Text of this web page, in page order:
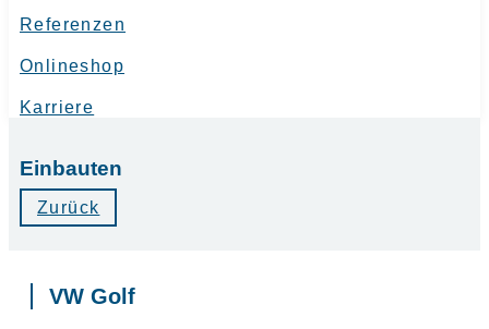
Referenzen
Onlineshop
Karriere
Einbauten
Zurück
VW Golf